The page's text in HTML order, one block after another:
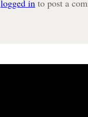
logged in to post a